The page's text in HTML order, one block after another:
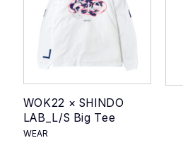
WOK22 × SHINDO
LAB_L/S Big Tee
WEAR